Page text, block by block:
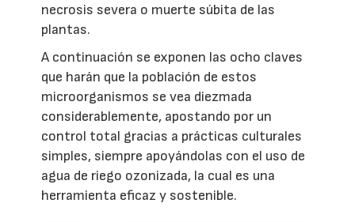
necrosis severa o muerte súbita de las
plantas.
A continuación se exponen las ocho claves
que harán que la población de estos
microorganismos se vea diezmada
considerablemente, apostando por un
control total gracias a prácticas culturales
simples, siempre apoyándolas con el uso de
agua de riego ozonizada, la cual es una
herramienta eficaz y sostenible.